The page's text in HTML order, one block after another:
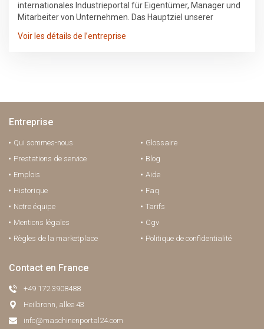
internationales Industrieportal für Eigentümer, Manager und
Mitarbeiter von Unternehmen. Das Hauptziel unserer
verschiedene Maschinen zu kaufen, zu verkaufen oder zu
Voir les détails de l’entreprise
Entreprise
Qui sommes-nous
Prestations de service
Emplois
Historique
Notre équipe
Mentions légales
Règles de la marketplace
Glossaire
Blog
Aide
Faq
Tarifs
Cgv
Politique de confidentialité
Contact en France
+49 172 3908488
Heilbronn, allee 43
info@maschinenportal24.сom